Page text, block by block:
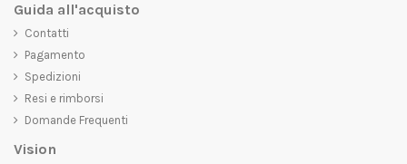
Guida all'acquisto
Contatti
Pagamento
Spedizioni
Resi e rimborsi
Domande Frequenti
Vision